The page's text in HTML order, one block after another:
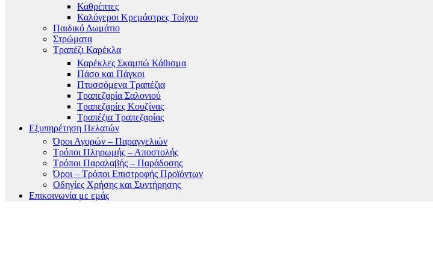
Καθρέπτες
Καλόγεροι Κρεμάστρες Τοίχου
Παιδικό Δωμάτιο
Στρώματα
Τραπέζι Καρέκλα
Καρέκλες Σκαμπώ Κάθισμα
Πάσο και Πάγκοι
Πτυσσόμενα Τραπέζια
Τραπεζαρία Σαλονιού
Τραπεζαρίες Κουζίνας
Τραπέζια Τραπεζαρίας
Εξυπηρέτηση Πελατών
Όροι Αγορών – Παραγγελιών
Τρόποι Πληρωμής – Αποστολής
Τρόποι Παραλαβής – Παράδοσης
Όροι – Τρόποι Επιστροφής Προϊόντων
Οδηγίες Χρήσης και Συντήρησης
Επικοινωνία με εμάς